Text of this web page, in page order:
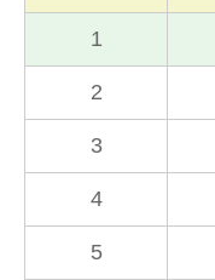
1
2
3
4
5